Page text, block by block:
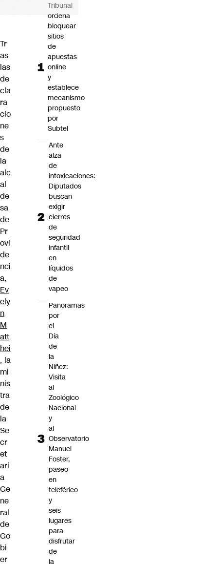
Tr
as
las
de
cla
ra
cio
ne
s
de
la
alc
al
de
sa
de
Pr
ovi
de
nci
a,
Ev
ely
n
M
att
hei
, la
mi
nis
tra
de
la
Se
cr
et
arí
a
Ge
ne
ral
de
Go
bi
er
Tribunal
ordena
bloquear
sitios
de
apuestas
online
y
establece
mecanismo
propuesto
por
Subtel
Ante
alza
de
intoxicaciones:
Diputados
buscan
exigir
cierres
de
seguridad
infantil
en
líquidos
de
vapeo
Panoramas
por
el
Día
de
la
Niñez:
Visita
al
Zoológico
Nacional
y
al
Observatorio
Manuel
Foster,
paseo
en
teleférico
y
seis
lugares
para
disfrutar
de
la